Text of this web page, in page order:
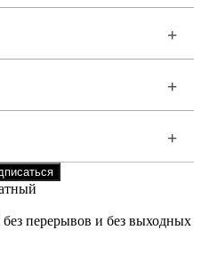
перерывов и без выходных